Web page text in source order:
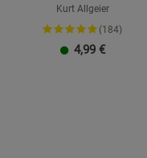
Kurt Allgeier
(184)
4,99 €